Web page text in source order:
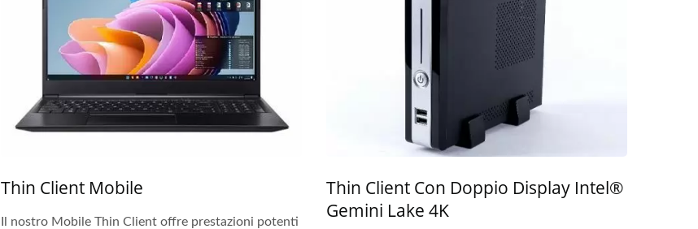
Thin Client Mobile
Il nostro Mobile Thin Client offre prestazioni potenti
Thin Client Con Doppio Display Intel®
Gemini Lake 4K